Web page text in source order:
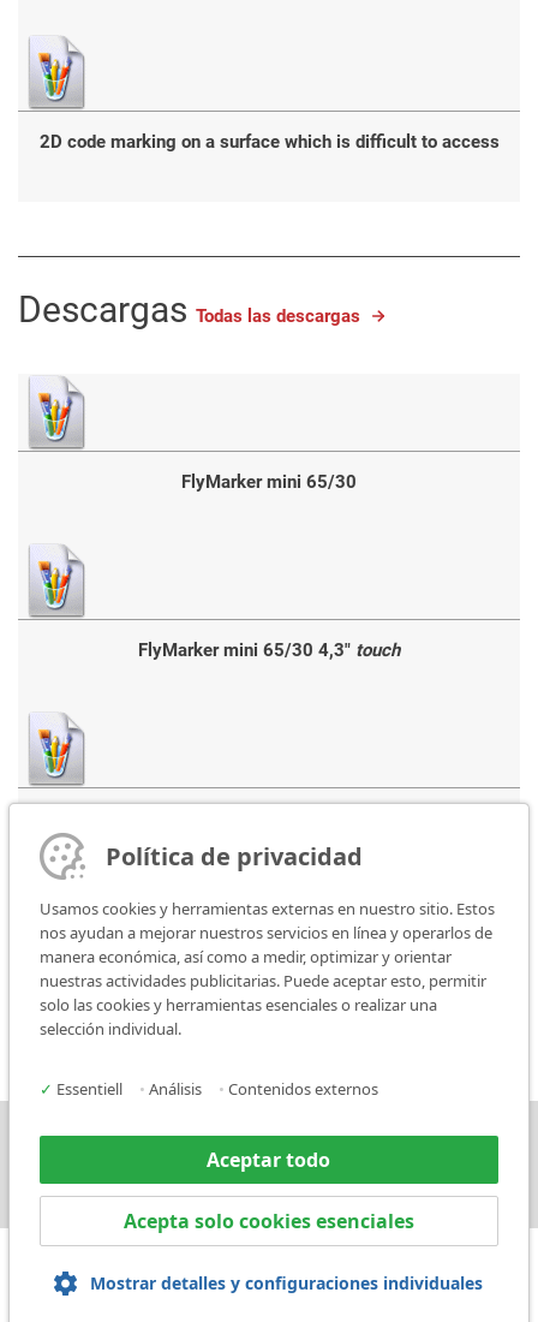
2D code marking on a surface which is difficult to access
Descargas Todas las descargas
FlyMarker mini 65/30
FlyMarker mini 65/30 4,3" touch
FlyMarker mini 120/100 STATION
Prensa Contacto
Política de privacidad
Usamos cookies y herramientas externas en nuestro sitio. Estos
nos ayudan a mejorar nuestros servicios en línea y operarlos de
manera económica, así como a medir, optimizar y orientar
nuestras actividades publicitarias. Puede aceptar esto, permitir
solo las cookies y herramientas esenciales o realizar una
selección individual.
✓ Essentiell • Análisis • Contenidos externos
Aceptar todo
Acepta solo cookies esenciales
Mostrar detalles y configuraciones individuales